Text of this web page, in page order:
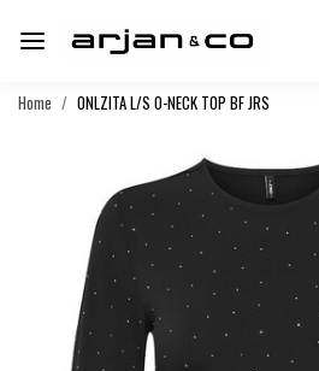
Home ONLZITA L/S O-NECK TOP BF JRS